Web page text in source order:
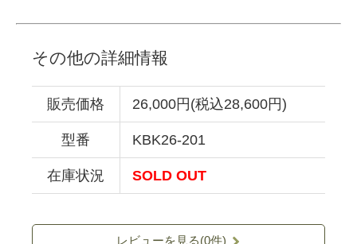
その他の詳細情報
販売価格 26,000円(税込28,600円)
型番 KBK26-201
在庫状況 SOLD OUT
レビューを見る(0件)